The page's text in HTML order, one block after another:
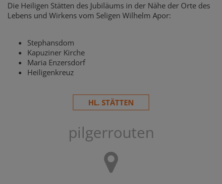
Die Heiligen Stätten des Jubiläums in der Nähe der Orte des
Lebens und Wirkens vom Seligen Wilhelm Apor:
Stephansdom
Kapuziner Kirche
Maria Enzersdorf
Heiligenkreuz
HL. STÄTTEN
pilgerrouten